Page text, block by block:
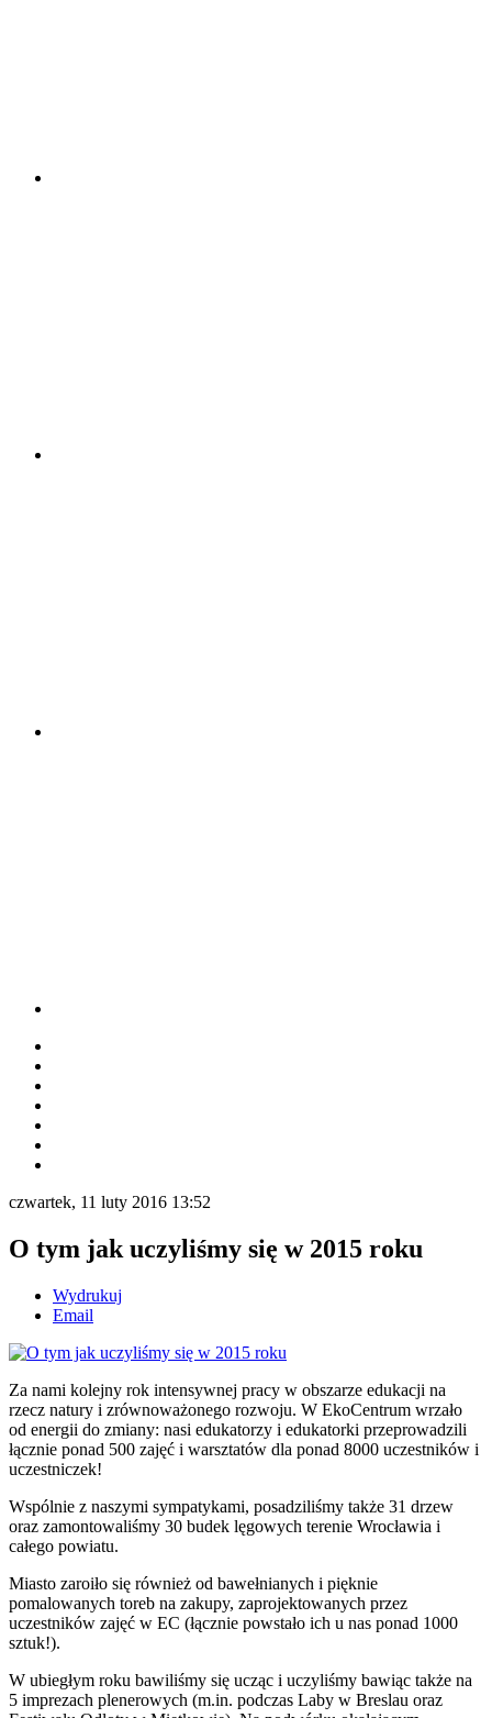
czwartek, 11 luty 2016 13:52
O tym jak uczyliśmy się w 2015 roku
Wydrukuj
Email
Za nami kolejny rok intensywnej pracy w obszarze edukacji na
rzecz natury i zrównoważonego rozwoju. W EkoCentrum wrzało
od energii do zmiany: nasi edukatorzy i edukatorki przeprowadzili
łącznie ponad 500 zajęć i warsztatów dla ponad 8000 uczestników i
uczestniczek!
Wspólnie z naszymi sympatykami, posadziliśmy także 31 drzew
oraz zamontowaliśmy 30 budek lęgowych terenie Wrocławia i
całego powiatu.
Miasto zaroiło się również od bawełnianych i pięknie
pomalowanych toreb na zakupy, zaprojektowanych przez
uczestników zajęć w EC (łącznie powstało ich u nas ponad 1000
sztuk!).
W ubiegłym roku bawiliśmy się ucząc i uczyliśmy bawiąc także na
5 imprezach plenerowych (m.in. podczas Laby w Breslau oraz